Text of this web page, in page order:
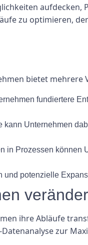
aufdecken,
zu optimieren,
bietet mehrere
fundiertere
Unternehmen
in Prozessen können
potenzielle
ihre Abläufe
zur